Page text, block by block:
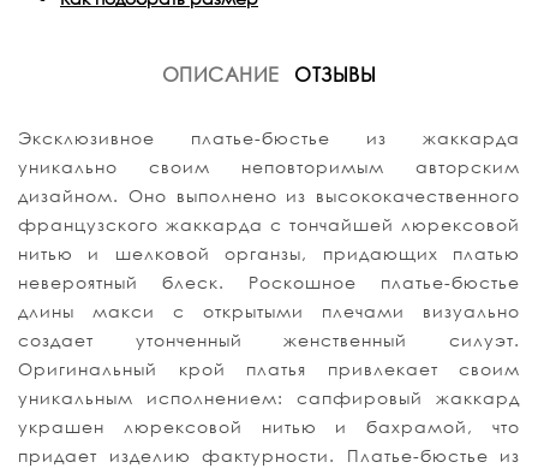
ОПИСАНИЕ ОТЗЫВЫ
Эксклюзивное платье-бюстье из жаккарда
уникально своим неповторимым авторским
дизайном. Оно выполнено из высококачественного
французского жаккарда с тончайшей люрексовой
нитью и шелковой органзы, придающих платью
невероятный блеск. Роскошное платье-бюстье
длины макси с открытыми плечами визуально
создает утонченный женственный силуэт.
Оригинальный крой платья привлекает своим
уникальным исполнением: сапфировый жаккард
украшен люрексовой нитью и бахрамой, что
придает изделию фактурности. Платье-бюстье из